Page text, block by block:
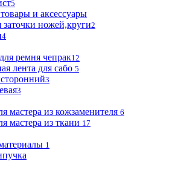
5
и аксессуары
заточки ножей,круги2
4
ремня чепрак12
лента для сабо 5
3
3
мастера из кожзаменителя 6
мастера из ткани 17
1